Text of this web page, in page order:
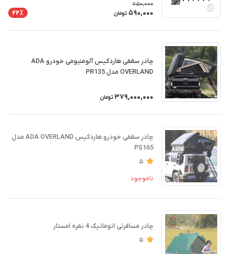
750,000
590,000 تومان 22٪
چادر سقفی هاردکیس آلومنیومی خودرو ADA
OVERLAND مدل PR135
379,000,000 تومان
چادر سقفی خودرو ‌هاردکیس ADA OVERLAND مدل
PS165
5
ناموجود
چادر مسافرتی اتوماتیک 4 نفره امستار
5